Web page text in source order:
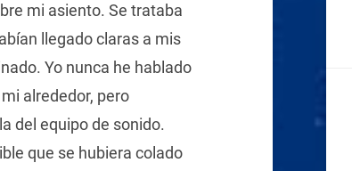
mi asiento. Se trataba
llegado claras a mis
Yo nunca he hablado
alrededor, pero
del equipo de sonido.
que se hubiera colado